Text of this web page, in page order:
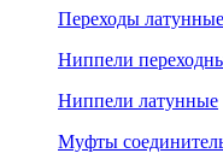
Переходы латунные
Ниппели
Ниппели латунные
Муфты